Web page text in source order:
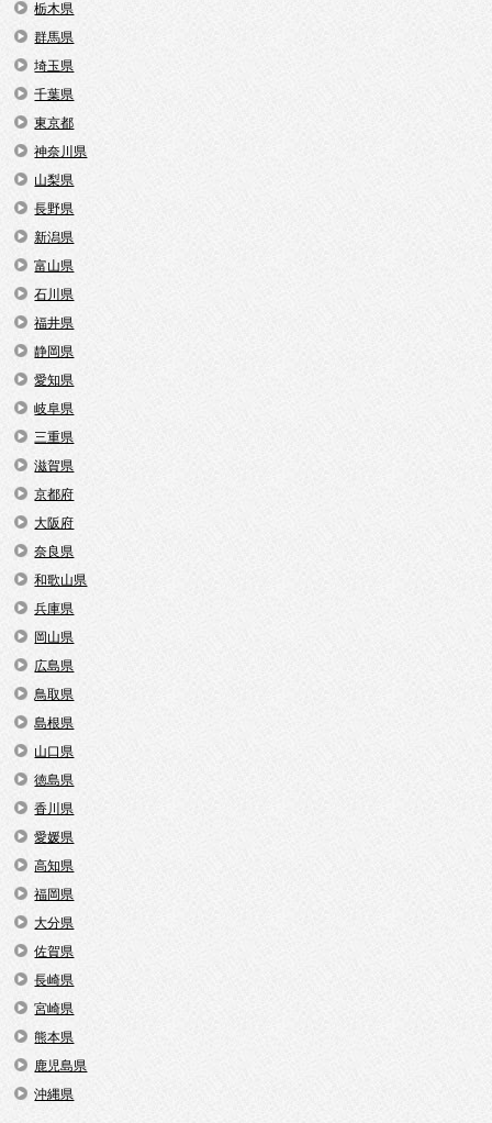
栃木県
群馬県
埼玉県
千葉県
東京都
神奈川県
山梨県
長野県
新潟県
富山県
石川県
福井県
静岡県
愛知県
岐阜県
三重県
滋賀県
京都府
大阪府
奈良県
和歌山県
兵庫県
岡山県
広島県
鳥取県
島根県
山口県
徳島県
香川県
愛媛県
高知県
福岡県
大分県
佐賀県
長崎県
宮崎県
熊本県
鹿児島県
沖縄県